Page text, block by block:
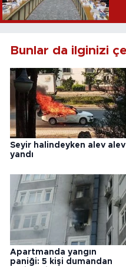
Bunlar da ilginizi
Seyir halindeyken alev alev
yandı
Apartmanda yangın
paniği: 5 kişi dumandan